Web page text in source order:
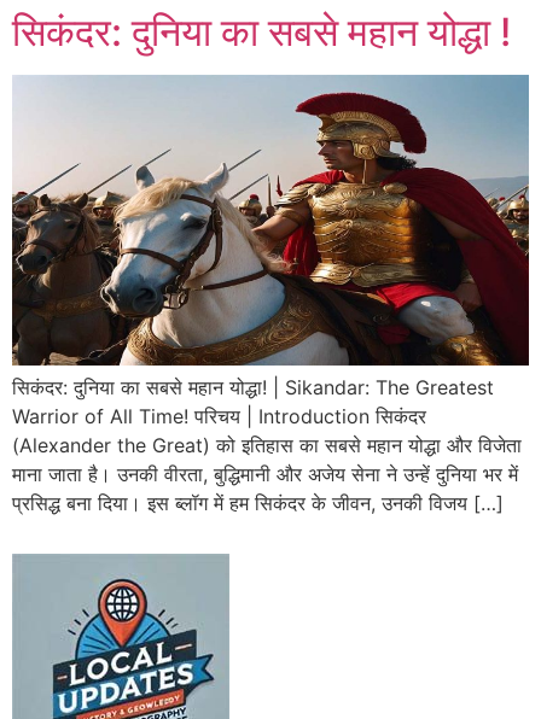
सिकंदर: दुनिया का सबसे महान योद्धा !
सिकंदर: दुनिया का सबसे महान योद्धा! | Sikandar: The Greatest
Warrior of All Time! परिचय | Introduction सिकंदर
(Alexander the Great) को इतिहास का सबसे महान योद्धा और विजेता
माना जाता है। उनकी वीरता, बुद्धिमानी और अजेय सेना ने उन्हें दुनिया भर में
प्रसिद्ध बना दिया। इस ब्लॉग में हम सिकंदर के जीवन, उनकी विजय […]